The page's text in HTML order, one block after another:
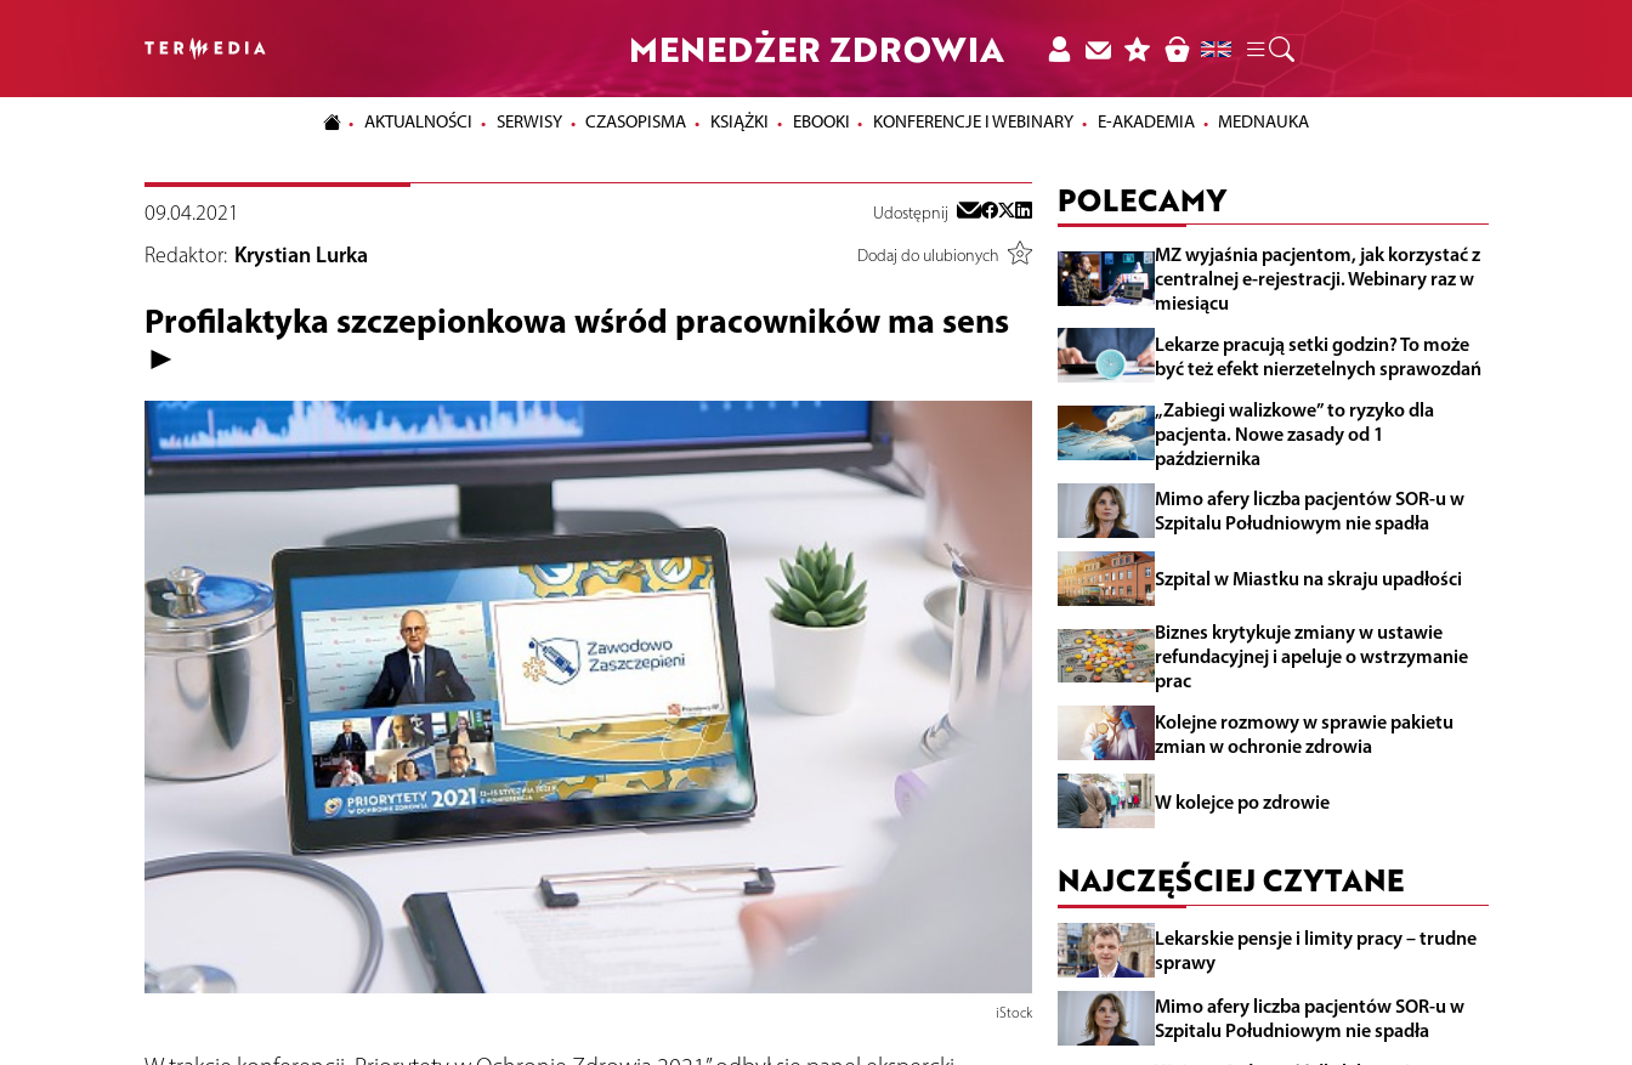
MENEDŻER ZDROWIA
AKTUALNOŚCI SERWISY CZASOPISMA KSIĄŻKI EBOOKI KONFERENCJE I WEBINARY E-AKADEMIA MEDNAUKA
09.04.2021 Udostępnij
Redaktor: Krystian Lurka Dodaj do ulubionych
Profilaktyka szczepionkowa wśród pracowników ma sens
►
iStock
POLECAMY
MZ wyjaśnia pacjentom, jak korzystać z
centralnej e-rejestracji. Webinary raz w
miesiącu
Lekarze pracują setki godzin? To może
być też efekt nierzetelnych sprawozdań
„Zabiegi walizkowe” to ryzyko dla
pacjenta. Nowe zasady od 1
października
Mimo afery liczba pacjentów SOR-u w
Szpitalu Południowym nie spadła
Szpital w Miastku na skraju upadłości
Biznes krytykuje zmiany w ustawie
refundacyjnej i apeluje o wstrzymanie
prac
Kolejne rozmowy w sprawie pakietu
zmian w ochronie zdrowia
W kolejce po zdrowie
NAJCZĘŚCIEJ CZYTANE
Lekarskie pensje i limity pracy – trudne
sprawy
Mimo afery liczba pacjentów SOR-u w
Szpitalu Południowym nie spadła